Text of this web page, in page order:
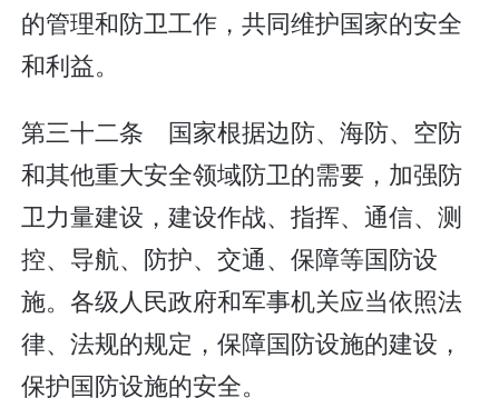
的管理和防卫工作，共同维护国家的安全
和利益。
第三十二条 国家根据边防、海防、空防
和其他重大安全领域防卫的需要，加强防
卫力量建设，建设作战、指挥、通信、测
控、导航、防护、交通、保障等国防设
施。各级人民政府和军事机关应当依照法
律、法规的规定，保障国防设施的建设，
保护国防设施的安全。